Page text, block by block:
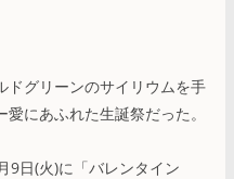
ドグリーンのサイリウムを手
にあふれた生誕祭だった。
9日(火)に「バレンタイン